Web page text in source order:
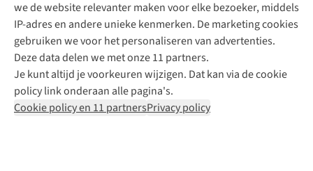
we de website relevanter maken voor elke bezoeker, middels
IP-adres en andere unieke kenmerken. De marketing cookies
gebruiken we voor het personaliseren van advertenties.
Deze data delen we met onze 11 partners.
Je kunt altijd je voorkeuren wijzigen. Dat kan via de cookie
policy link onderaan alle pagina's.
Cookie policy en 11 partnersPrivacy policy